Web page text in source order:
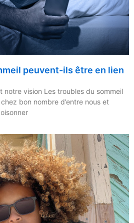
peuvent-ils être en lien
notre vision Les troubles du sommeil
bon nombre d’entre nous et